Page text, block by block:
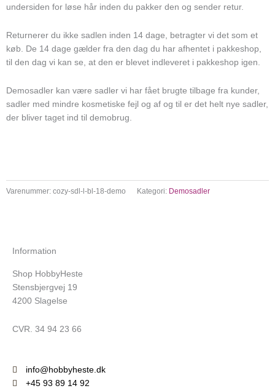
undersiden for løse hår inden du pakker den og sender retur.
Returnerer du ikke sadlen inden 14 dage, betragter vi det som et
køb. De 14 dage gælder fra den dag du har afhentet i pakkeshop,
til den dag vi kan se, at den er blevet indleveret i pakkeshop igen.
Demosadler kan være sadler vi har fået brugte tilbage fra kunder,
sadler med mindre kosmetiske fejl og af og til er det helt nye sadler,
der bliver taget ind til demobrug.
Varenummer: cozy-sdl-l-bl-18-demo Kategori: Demosadler
Information
Shop HobbyHeste
Stensbjergvej 19
4200 Slagelse
CVR. 34 94 23 66
info@hobbyheste.dk
+45 93 89 14 92